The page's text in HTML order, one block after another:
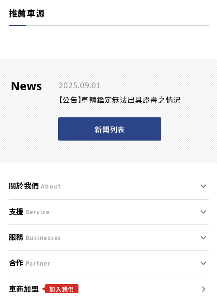
推薦車源
News 2025.09.01
【公告】車輛鑑定無法出具證書之情況
新聞列表
關於我們 About
刊登規範
服務條款
免責聲明
隱私權政策
支援 Service
支援中心
聯絡我們
服務 Businesses
什麼是Goo鑑定？
找好車
合作 Partner
合作夥伴
車商加盟 加入我們